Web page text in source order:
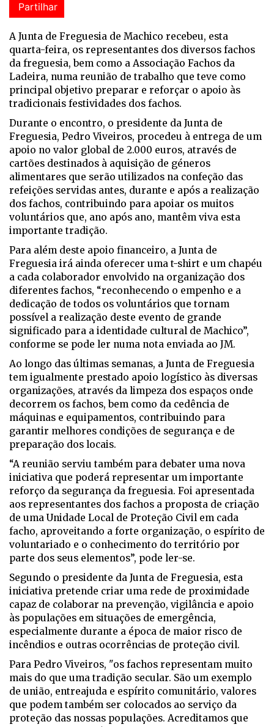
Partilhar
A Junta de Freguesia de Machico recebeu, esta
quarta-feira, os representantes dos diversos fachos
da freguesia, bem como a Associação Fachos da
Ladeira, numa reunião de trabalho que teve como
principal objetivo preparar e reforçar o apoio às
tradicionais festividades dos fachos.
Durante o encontro, o presidente da Junta de
Freguesia, Pedro Viveiros, procedeu à entrega de um
apoio no valor global de 2.000 euros, através de
cartões destinados à aquisição de géneros
alimentares que serão utilizados na confeção das
refeições servidas antes, durante e após a realização
dos fachos, contribuindo para apoiar os muitos
voluntários que, ano após ano, mantêm viva esta
importante tradição.
Para além deste apoio financeiro, a Junta de
Freguesia irá ainda oferecer uma t-shirt e um chapéu
a cada colaborador envolvido na organização dos
diferentes fachos, “reconhecendo o empenho e a
dedicação de todos os voluntários que tornam
possível a realização deste evento de grande
significado para a identidade cultural de Machico”,
conforme se pode ler numa nota enviada ao JM.
Ao longo das últimas semanas, a Junta de Freguesia
tem igualmente prestado apoio logístico às diversas
organizações, através da limpeza dos espaços onde
decorrem os fachos, bem como da cedência de
máquinas e equipamentos, contribuindo para
garantir melhores condições de segurança e de
preparação dos locais.
“A reunião serviu também para debater uma nova
iniciativa que poderá representar um importante
reforço da segurança da freguesia. Foi apresentada
aos representantes dos fachos a proposta de criação
de uma Unidade Local de Proteção Civil em cada
facho, aproveitando a forte organização, o espírito de
voluntariado e o conhecimento do território por
parte dos seus elementos”, pode ler-se.
Segundo o presidente da Junta de Freguesia, esta
iniciativa pretende criar uma rede de proximidade
capaz de colaborar na prevenção, vigilância e apoio
às populações em situações de emergência,
especialmente durante a época de maior risco de
incêndios e outras ocorrências de proteção civil.
Para Pedro Viveiros, "os fachos representam muito
mais do que uma tradição secular. São um exemplo
de união, entreajuda e espírito comunitário, valores
que podem também ser colocados ao serviço da
proteção das nossas populações. Acreditamos que